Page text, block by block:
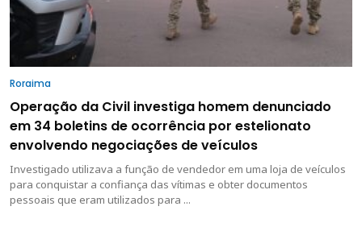
Roraima
Operação da Civil investiga homem denunciado
em 34 boletins de ocorrência por estelionato
envolvendo negociações de veículos
Investigado utilizava a função de vendedor em uma loja de veículos
para conquistar a confiança das vítimas e obter documentos
pessoais que eram utilizados para ...